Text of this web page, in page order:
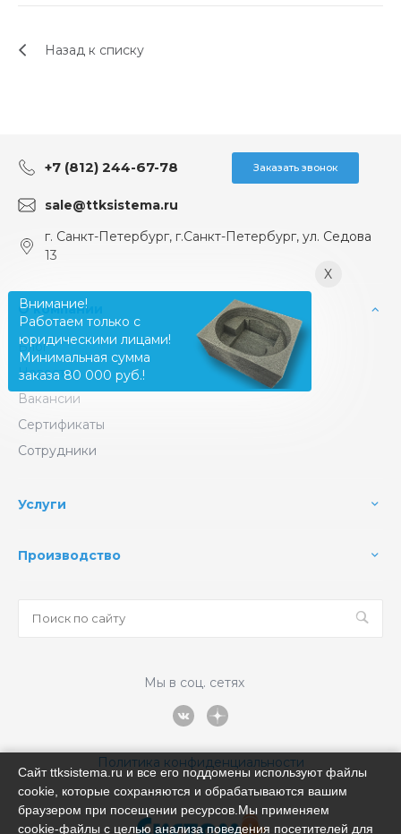
Назад к списку
+7 (812) 244-67-78 Заказать звонок
sale@ttksistema.ru
г. Санкт-Петербург, г.Санкт-Петербург, ул. Седова
13
О компании
Блог
Новости
Вакансии
Сертификаты
Сотрудники
Услуги
Производство
Мы в соц. сетях
Политика конфиденциальности
X
Внимание!
Работаем только с
юридическими лицами!
Минимальная сумма
заказа 80 000 руб.!
Сайт ttksistema.ru и все его поддомены используют файлы
cookie, которые сохраняются и обрабатываются вашим
браузером при посещении ресурсов.Мы применяем
cookie‑файлы с целью анализа поведения посетителей для